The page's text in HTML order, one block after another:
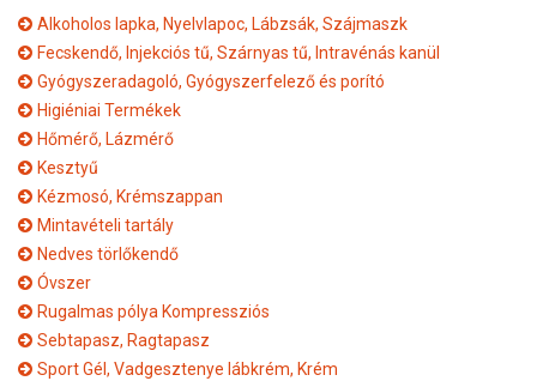
Alkoholos lapka, Nyelvlapoc, Lábzsák, Szájmaszk
Fecskendő, Injekciós tű, Szárnyas tű, Intravénás kanül
Gyógyszeradagoló, Gyógyszerfelező és porító
Higiéniai Termékek
Hőmérő, Lázmérő
Kesztyű
Kézmosó, Krémszappan
Mintavételi tartály
Nedves törlőkendő
Óvszer
Rugalmas pólya Kompressziós
Sebtapasz, Ragtapasz
Sport Gél, Vadgesztenye lábkrém, Krém